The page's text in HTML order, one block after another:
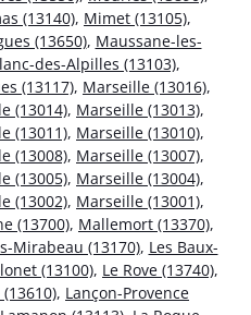
(13140), Mimet (13105),
(13650), Maussane-les-
des-Alpilles (13103),
(13117), Marseille (13016),
(13014), Marseille (13013),
(13011), Marseille (13010),
(13008), Marseille (13007),
(13005), Marseille (13004),
(13002), Marseille (13001),
(13700), Mallemort (13370),
Mirabeau (13170), Les Baux-
(13100), Le Rove (13740),
, Lançon-Provence